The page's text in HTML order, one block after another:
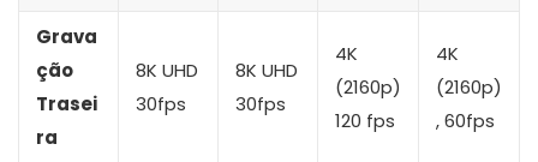
Grava
ção
Trasei
ra
8K UHD
30fps
8K UHD
30fps
4K
(2160p)
120 fps
4K
(2160p)
, 60fps